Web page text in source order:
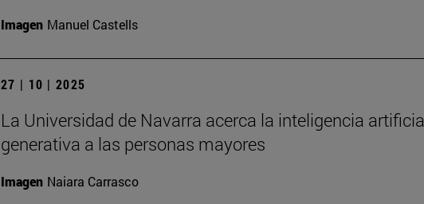
Imagen Manuel Castells
27 | 10 | 2025
La Universidad de Navarra acerca la inteligencia
generativa a las personas mayores
Imagen Naiara Carrasco